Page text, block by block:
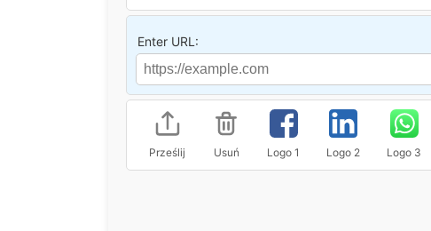
Enter URL:
Prześlij Usuń Logo 1 Logo 2 Logo 3